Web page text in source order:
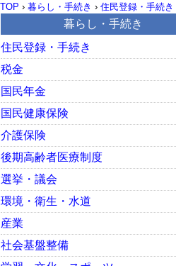
TOP › 暮らし・手続き › 住民登録・手続き
暮らし・手続き
住民登録・手続き
税金
国民年金
国民健康保険
介護保険
後期高齢者医療制度
選挙・議会
環境・衛生・水道
産業
社会基盤整備